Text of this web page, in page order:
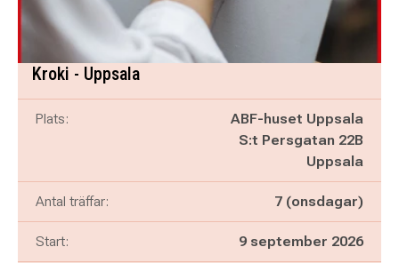
Kroki - Uppsala
Plats:
ABF-huset Uppsala
S:t Persgatan 22B
Uppsala
Antal träffar: 7 (onsdagar)
Start: 9 september 2026